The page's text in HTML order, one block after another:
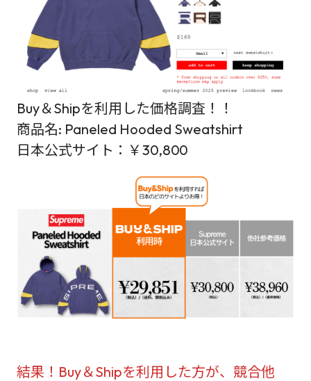
Buy＆Shipを利用した価格調査！！
商品名: Paneled Hooded Sweatshirt
日本公式サイト：￥30,800
結果！Buy＆Shipを利用した方が、競合他